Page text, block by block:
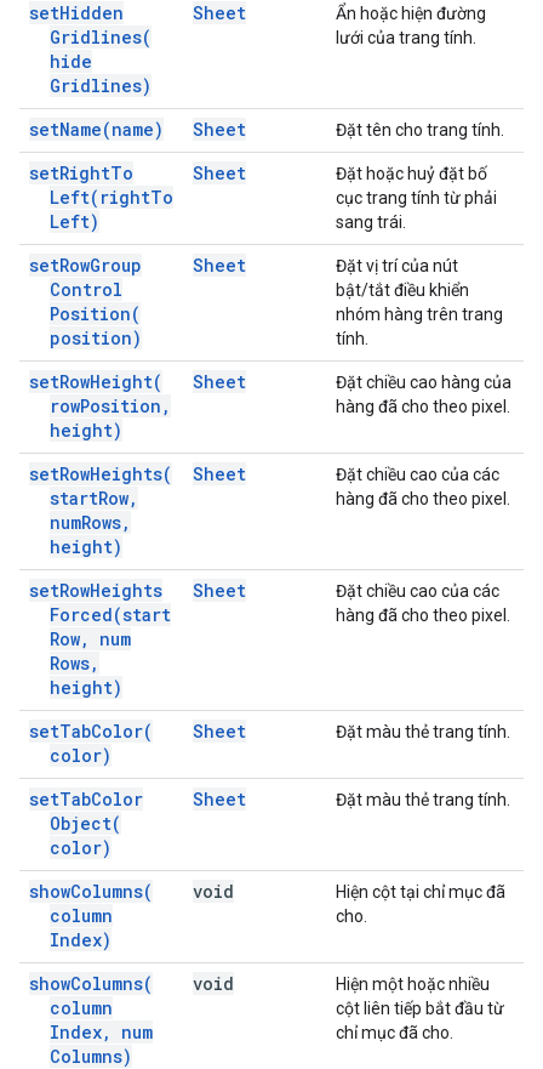
setHidden
Gridlines(
hide
Gridlines)
Sheet
Ẩn hoặc hiện đường
lưới của trang tính.
setName(name) Sheet Đặt tên cho trang tính.
setRightTo
Left( rightTo
Left)
Sheet
Đặt hoặc huỷ đặt bố
cục trang tính từ phải
sang trái.
setRowGroup
Control
Position(
position)
Sheet
Đặt vị trí của nút
bật/tắt điều khiển
nhóm hàng trên trang
tính.
setRowHeight(
rowPosition ,
height)
Sheet
Đặt chiều cao hàng của
hàng đã cho theo pixel.
setRowHeights(
startRow,
numRows,
height)
Sheet
Đặt chiều cao của các
hàng đã cho theo pixel.
setRowHeights
Forced(start
Row,
num
Rows,
height)
Sheet
Đặt chiều cao của các
hàng đã cho theo pixel.
setTabColor(
color)
Sheet Đặt màu thẻ trang tính.
setTabColor
Object(
color)
Sheet Đặt màu thẻ trang tính.
showColumns(
column
Index)
void
Hiện cột tại chỉ mục đã
cho.
showColumns(
column
Index,
num
Columns)
void
Hiện một hoặc nhiều
cột liên tiếp bắt đầu từ
chỉ mục đã cho.